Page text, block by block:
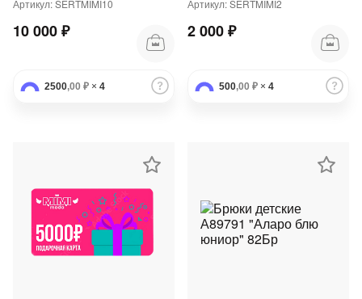
Артикул: SERTMIMI10
10 000 ₽
2500,00 ₽ × 4
Артикул: SERTMIMI2
2 000 ₽
500,00 ₽ × 4